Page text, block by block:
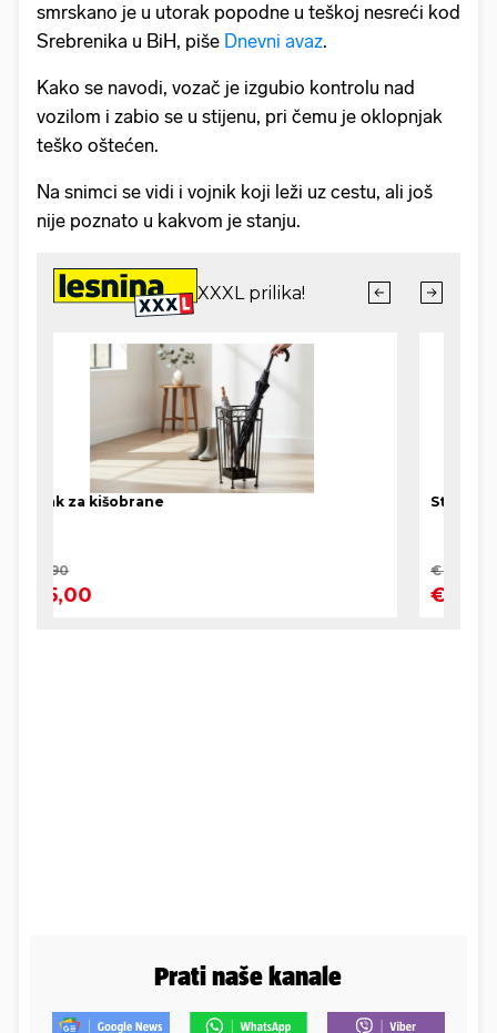
smrskano je u utorak popodne u teškoj nesreći kod
Srebrenika u BiH, piše Dnevni avaz.
Kako se navodi, vozač je izgubio kontrolu nad
vozilom i zabio se u stijenu, pri čemu je oklopnjak
teško oštećen.
Na snimci se vidi i vojnik koji leži uz cestu, ali još
nije poznato u kakvom je stanju.
Prati naše kanale